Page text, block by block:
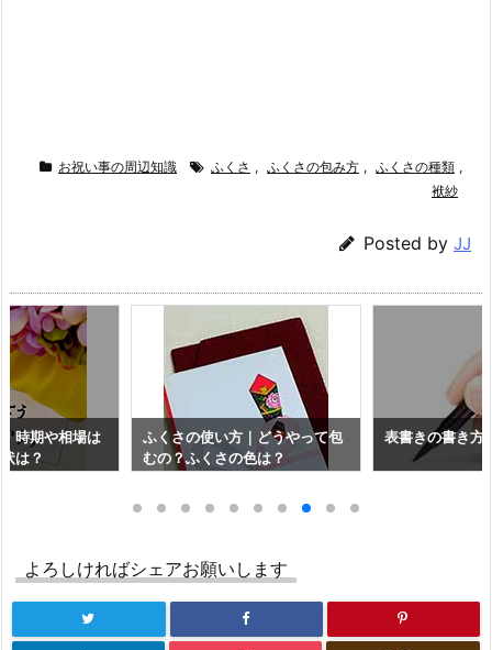
お祝い事の周辺知識 ふくさ , ふくさの包み方 , ふくさの種類 ,
袱紗
Posted by JJ
時期や相場は
は？
ふくさの使い方｜どうやって包
むの？ふくさの色は？
表書きの書き方
よろしければシェアお願いします